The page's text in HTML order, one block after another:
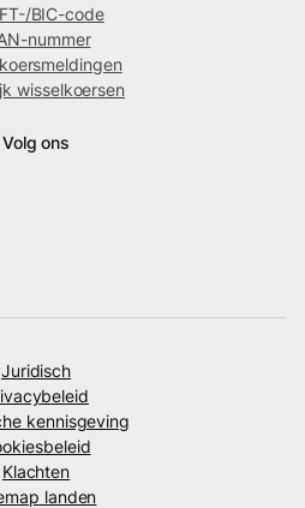
BIC-code
nummer
wisselkoersen
Volg ons
Juridisch
kennisgeving
Klachten
landen